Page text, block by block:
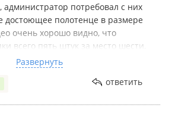
потребовал с них
достоющее полотенце в размере
очень хорошо видно, что
всего пять штук за место шести.
подроски и с них можно поиметь
вы не
тысячи рублей, потеряете больше.
Развернуть
ответить